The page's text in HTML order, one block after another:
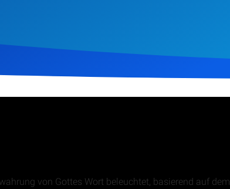
von Gottes Wort beleuchtet, basierend auf dem